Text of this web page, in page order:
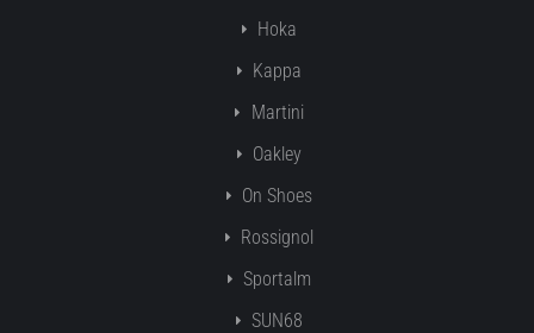
Hoka
Kappa
Martini
Oakley
On Shoes
Rossignol
Sportalm
SUN68